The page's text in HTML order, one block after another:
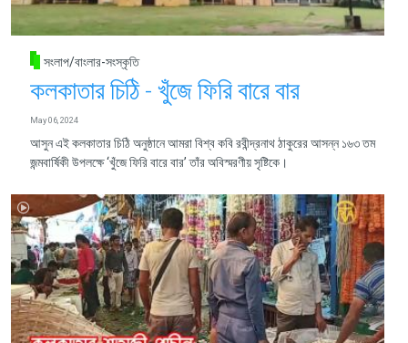
সংলাপ/বাংলার-সংস্কৃতি
কলকাতার চিঠি - খুঁজে ফিরি বারে বার
May 06, 2024
আসুন এই কলকাতার চিঠি অনুষ্ঠানে আমরা বিশ্ব কবি রবীন্দ্রনাথ ঠাকুরের আসন্ন ১৬৩ তম
জন্মবার্ষিকী উপলক্ষে ‘খুঁজে ফিরি বারে বার’ তাঁর অবিস্মরণীয় সৃষ্টিকে।